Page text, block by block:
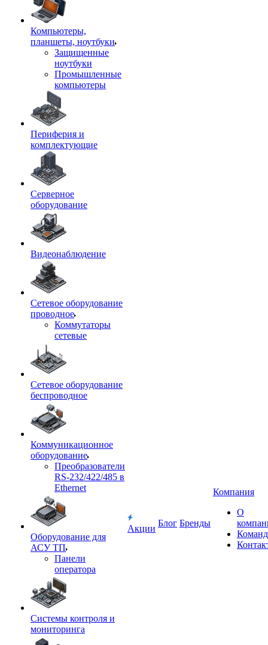
Компьютеры,
планшеты, ноутбуки
Защищенные
ноутбуки
Промышленные
компьютеры
Периферия и
комплектующие
Серверное
оборудование
Видеонаблюдение
Сетевое оборудование
проводное
Коммутаторы
сетевые
Сетевое оборудование
беспроводное
Коммуникационное
оборудование
Преобразователи
RS-232/422/485 в
Ethernet
Оборудование для
АСУ ТП
Панели
оператора
Системы контроля и
мониторинга
Акции
Блог Бренды
Компания
О